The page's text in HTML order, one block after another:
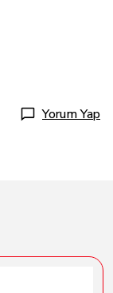
Yorum Yap